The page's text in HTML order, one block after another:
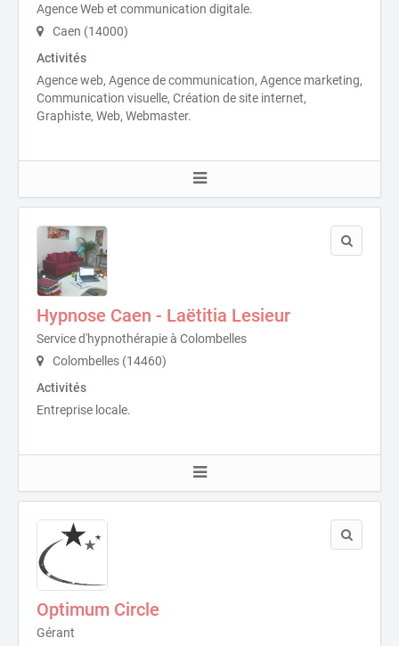
Agence Web et communication digitale.
Caen (14000)
Activités
Agence web, Agence de communication, Agence marketing,
Communication visuelle, Création de site internet,
Graphiste, Web, Webmaster.
Hypnose Caen - Laëtitia Lesieur
Service d'hypnothérapie à Colombelles
Colombelles (14460)
Activités
Entreprise locale.
Optimum Circle
Gérant